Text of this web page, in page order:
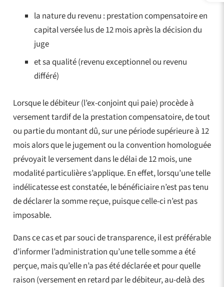
la nature du revenu : prestation compensatoire en
capital versée lus de 12 mois après la décision du
juge
et sa qualité (revenu exceptionnel ou revenu
différé)
Lorsque le débiteur (l’ex-conjoint qui paie) procède à
versement tardif de la prestation compensatoire, de tout
ou partie du montant dû, sur une période supérieure à 12
mois alors que le jugement ou la convention homologuée
prévoyait le versement dans le délai de 12 mois, une
modalité particulière s’applique. En effet, lorsqu’une telle
indélicatesse est constatée, le bénéficiaire n’est pas tenu
de déclarer la somme reçue, puisque celle-ci n’est pas
imposable.
Dans ce cas et par souci de transparence, il est préférable
d’informer l’administration qu’une telle somme a été
perçue, mais qu’elle n’a pas été déclarée et pour quelle
raison (versement en retard par le débiteur, au-delà des